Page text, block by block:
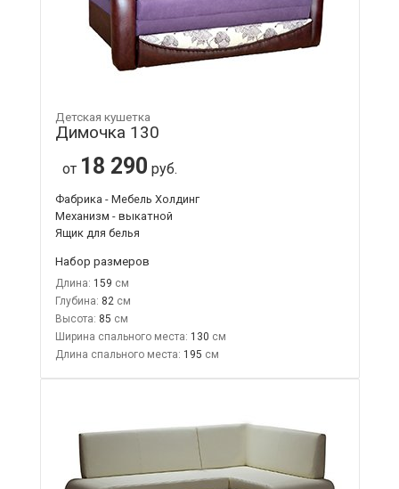
Детская кушетка
Димочка 130
от 18 290 руб.
Фабрика - Мебель Холдинг
Механизм - выкатной
Ящик для белья
Набор размеров
Длина: 159
Глубина: 82
Высота: 85
Ширина спального места: 130
Длина спального места: 195